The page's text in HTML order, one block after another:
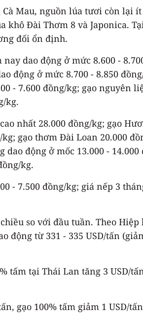
Mau, nguồn lúa tươi còn lại
Đài Thơm 8 và Japonica.
đối ổn định.
dao động ở mức 8.600 -
động ở mức 8.700 - 8.850
- 7.600 đồng/kg; gạo nguyên
kg.
nhất 28.000 đồng/kg; gạo
gạo thơm Đài Loan 20.000
động ở mốc 13.000 -
kg.
7.500 đồng/kg; giá nếp 3
so với đầu tuần. Theo
động từ 331 - 335 USD/tấn
tại Thái Lan tăng 3 USD/
gạo 100% tấm giảm 1 USD/